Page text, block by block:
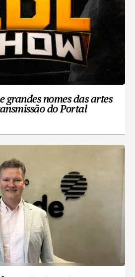
grandes nomes das artes
do Portal